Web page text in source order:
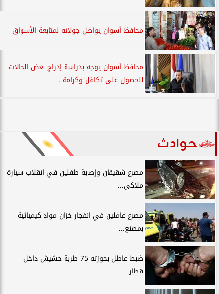
محافظ أسوان يواصل جولاته لمتابعة الأسواق
محافظ أسوان يوجه بدراسة إدراج بعض الحالات
للحصول على تكافل وكرامة .
حوادث
مصرع شقيقان وإصابة طفلين في انقلاب سيارة
ملاكي...
مصرع عاملين في انفجار خزان مواد كيميائية
بمصنع...
ضبط عاطل بحوزته 75 طربة حشيش داخل
قطار...